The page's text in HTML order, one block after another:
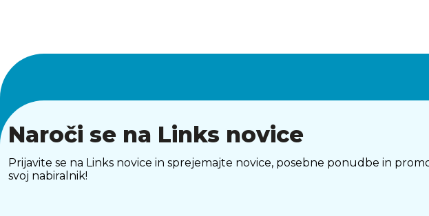
Naroči se na Links novice
Prijavite se na Links novice in sprejemajte novice, posebne ponudbe in
svoj nabiralnik!